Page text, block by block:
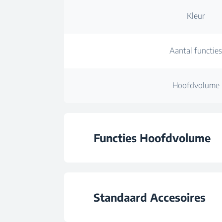
Kleur
Aantal functies
Hoofdvolume
Functies Hoofdvolume
Standaard Accesoires